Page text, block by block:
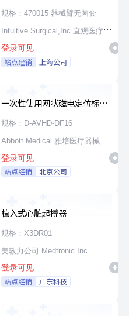
源器械和附件
规格：470015 器械臂无菌套
Intuitive Surgical,Inc.直观医疗公
司
登录可见
站点经销 上海公司
一次性使用网状磁电定位标测
导管
规格：D-AVHD-DF16
Abbott Medical 雅培医疗器械
登录可见
站点经销 北京公司
植入式心脏起搏器
规格：X3DR01
美敦力公司 Medtronic Inc.
登录可见
站点经销 广东科技